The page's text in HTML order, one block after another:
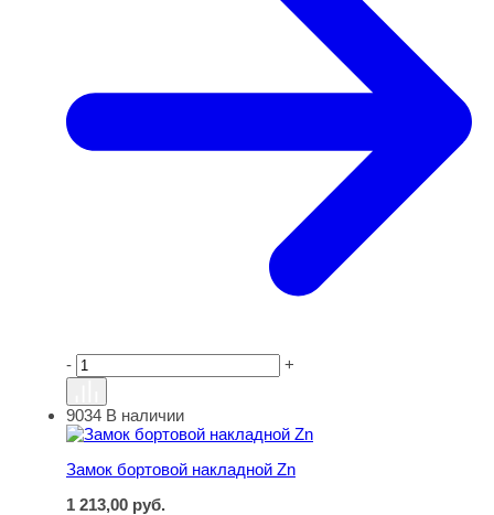
- +
Замок бортовой накладной Zn
9034 В наличии
Замок бортовой накладной Zn
1 213,00 руб.